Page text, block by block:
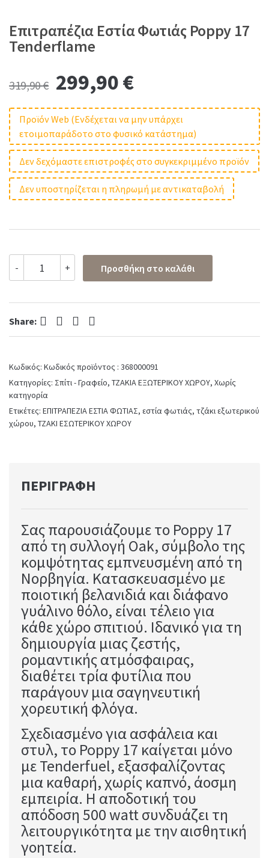
Επιτραπέζια Εστία Φωτιάς Poppy 17
Tenderflame
319,90€ Original
price
was:
319,90 €.
299,90€Current
price
is:
299,90 €.
Προϊόν Web (Ενδέχεται να μην υπάρχει
ετοιμοπαράδοτο στο φυσικό κατάστημα)
Δεν δεχόμαστε επιστροφές στο συγκεκριμμένο προϊόν
Δεν υποστηρίζεται η πληρωμή με αντικαταβολή
-
Εστία
Φωτιάς
Tenderflame
+ Προσθήκη στο καλάθι
Share: Facebook Twitter Pinterest LinkedIn
Κωδικός: Κωδικός προϊόντος : 368000091
Κατηγορίες: Σπίτι - Γραφείο, ΤΖΑΚΙΑ ΕΞΩΤΕΡΙΚΟΥ ΧΩΡΟΥ, Χωρίς
κατηγορία
Ετικέτες: ΕΠΙΤΡΑΠΕΖΙΑ ΕΣΤΙΑ ΦΩΤΙΑΣ, εστία φωτιάς, τζάκι εξωτερικού
χώρου, ΤΖΑΚΙ ΕΣΩΤΕΡΙΚΟΥ ΧΩΡΟΥ
ΠΕΡΙΓΡΑΦΉ
Σας παρουσιάζουμε το Poppy 17
από τη συλλογή Oak, σύμβολο της
κομψότητας εμπνευσμένη από τη
Νορβηγία. Κατασκευασμένο με
ποιοτική βελανιδιά και διάφανο
γυάλινο θόλο, είναι τέλειο για
κάθε χώρο σπιτιού. Ιδανικό για τη
δημιουργία μιας ζεστής,
ρομαντικής ατμόσφαιρας,
διαθέτει τρία φυτίλια που
παράγουν μια σαγηνευτική
χορευτική φλόγα.
Σχεδιασμένο για ασφάλεια και
στυλ, το Poppy 17 καίγεται μόνο
με Tenderfuel, εξασφαλίζοντας
μια καθαρή, χωρίς καπνό, άοσμη
εμπειρία. Η αποδοτική του
απόδοση 500 watt συνδυάζει τη
λειτουργικότητα με την αισθητική
γοητεία.